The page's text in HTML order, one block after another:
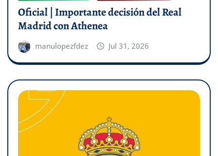
Oficial | Importante decisión del Real
Madrid con Athenea
manulopezfdez Jul 31, 2026